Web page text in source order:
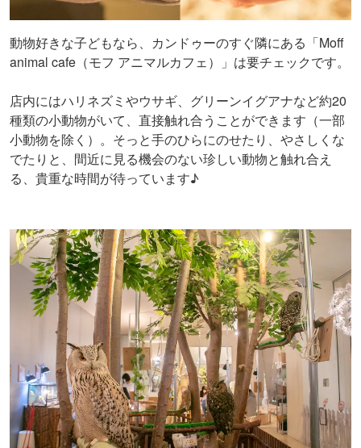
動物好きな子どもなら、カンドゥーのすぐ隣にある「Moff
animal cafe（モフ アニマルカフェ）」は要チェックです。
店内にはハリネズミやウサギ、グリーンイグアナなど約20
種類の小動物がいて、直接触れ合うことができます（一部
小動物を除く）。そっと手のひらにのせたり、やさしくな
でたりと、間近に見る機会のない珍しい動物と触れ合え
る、貴重な時間が待っています♪